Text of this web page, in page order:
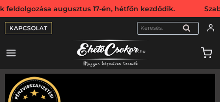
augusztus 17-én, hétfőn kezdődik.
KAPCSOLAT KERESÉS